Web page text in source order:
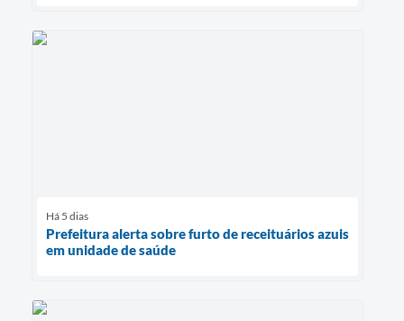
Há 5 dias
Prefeitura alerta sobre furto de receituários azuis
em unidade de saúde